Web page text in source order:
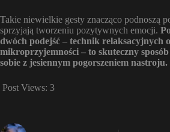
Takie niewielkie gesty znacząco podnoszą
sprzyjają tworzeniu pozytywnych emocji.
dwóch podejść – technik relaksacyjnych
mikroprzyjemności – to skuteczny
sobie z jesiennym pogorszeniem nastroju.
Post Views: 3